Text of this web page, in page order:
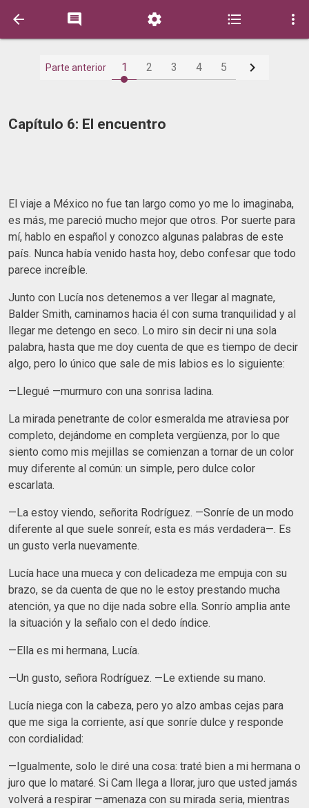
    
Parte anterior 1 2 3 4 5 
Capítulo 6: El encuentro
El viaje a México no fue tan largo como yo me lo imaginaba,
es más, me pareció mucho mejor que otros. Por suerte para
mí, hablo en español y conozco algunas palabras de este
país. Nunca había venido hasta hoy, debo confesar que todo
parece increíble.
Junto con Lucía nos detenemos a ver llegar al magnate,
Balder Smith, caminamos hacia él con suma tranquilidad y al
llegar me detengo en seco. Lo miro sin decir ni una sola
palabra, hasta que me doy cuenta de que es tiempo de decir
algo, pero lo único que sale de mis labios es lo siguiente:
—Llegué —murmuro con una sonrisa ladina.
La mirada penetrante de color esmeralda me atraviesa por
completo, dejándome en completa vergüenza, por lo que
siento como mis mejillas se comienzan a tornar de un color
muy diferente al común: un simple, pero dulce color
escarlata.
—La estoy viendo, señorita Rodríguez. —Sonríe de un modo
diferente al que suele sonreír, esta es más verdadera—. Es
un gusto verla nuevamente.
Lucía hace una mueca y con delicadeza me empuja con su
brazo, se da cuenta de que no le estoy prestando mucha
atención, ya que no dije nada sobre ella. Sonrío amplia ante
la situación y la señalo con el dedo índice.
—Ella es mi hermana, Lucía.
—Un gusto, señora Rodríguez. —Le extiende su mano.
Lucía niega con la cabeza, pero yo alzo ambas cejas para
que me siga la corriente, así que sonríe dulce y responde
con cordialidad:
—Igualmente, solo le diré una cosa: traté bien a mi hermana o
juro que lo mataré. Si Cam llega a llorar, juro que usted jamás
volverá a respirar —amenaza con su mirada seria, mientras